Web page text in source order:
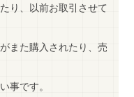
り、以前お取引させて
また購入されたり、売
事です。